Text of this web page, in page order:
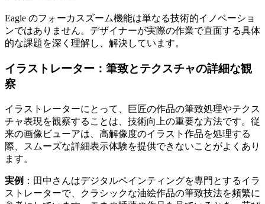
Eagle のフォーカスズーム機能は単なる技術的イノベーショ
ンではありません。デザイナーが実際の作業で直面する具体
的な課題を深く理解し、解決しています。
イラストレーター：筆致とテクスチャの詳細な観
察
イラストレーターにとって、巨匠の作品の筆致処理やテクス
チャ表現を観察することは、技術向上の重要な方法です。従
来の画像ビューアは、高解像度のイラスト作品を処理する
際、スムーズな詳細表示体験を提供できないことがよくあり
ます。
実例 ：田中さんはデジタルペインティングを専門とするイラ
ストレーターで、クラシックな油絵作品の筆致技法を頻繁に